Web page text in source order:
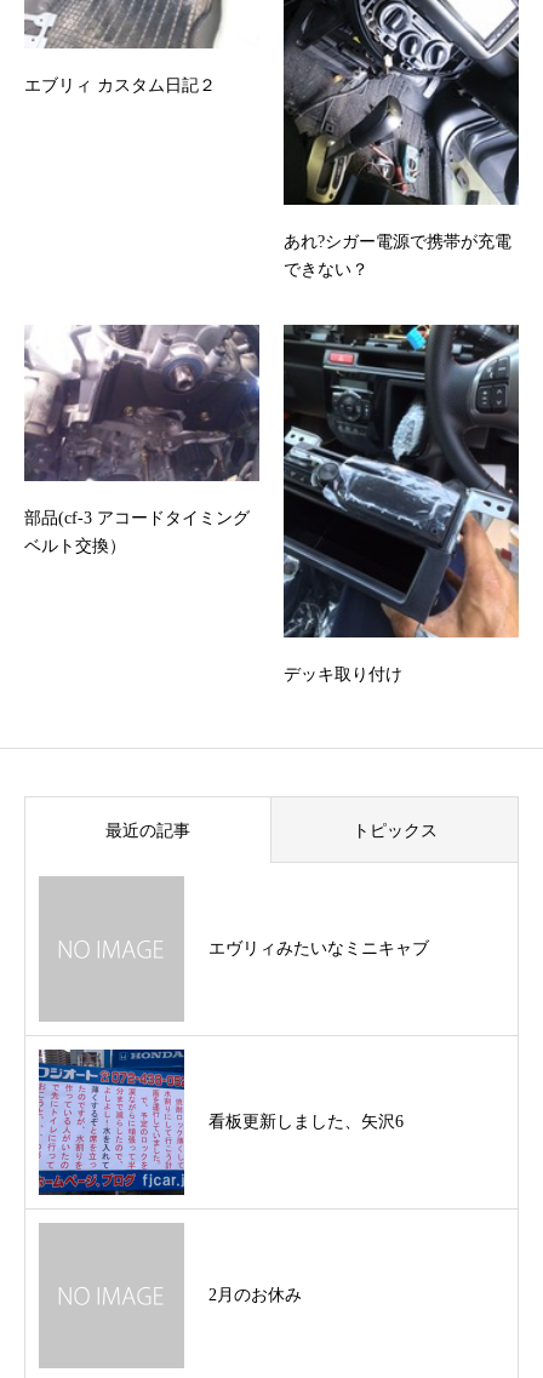
エブリィ カスタム日記２
あれ?シガー電源で携帯が充電
できない？
部品(cf-3 アコードタイミング
ベルト交換）
デッキ取り付け
最近の記事 トピックス
エヴリィみたいなミニキャブ
看板更新しました、矢沢6
2月のお休み